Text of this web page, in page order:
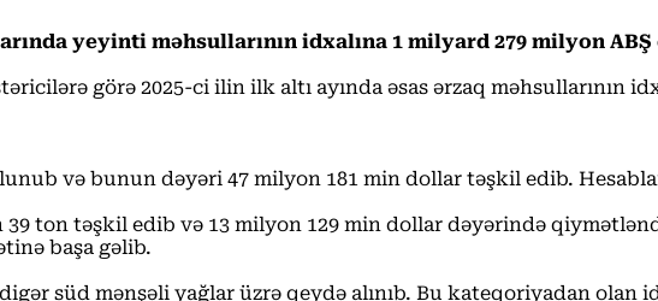
yeyinti məhsullarının idxalına 1 milyard 279 milyon
görə 2025-ci ilin ilk altı ayında əsas ərzaq məhsullarının
və bunun dəyəri 47 milyon 181 min dollar təşkil edib.
39 ton təşkil edib və 13 milyon 129 min dollar dəyərində
başa gəlib.
süd mənşəli yağlar üzrə qeydə alınıb. Bu kateqoriyadan olan